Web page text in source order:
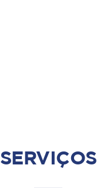
SERVIÇOS